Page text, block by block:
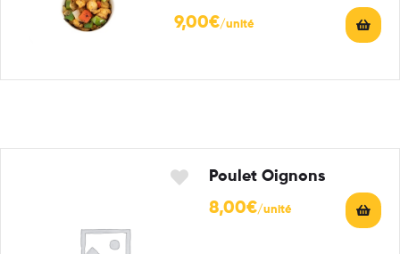
9,00€
Poulet Oignons
8,00€